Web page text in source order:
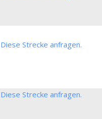
Diese Strecke anfragen.
Diese Strecke anfragen.